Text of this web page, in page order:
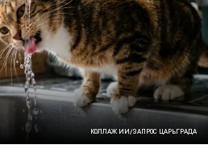
КОЛЛАЖ ИИ/ЗАПРОС ЦАРЬГРАДА